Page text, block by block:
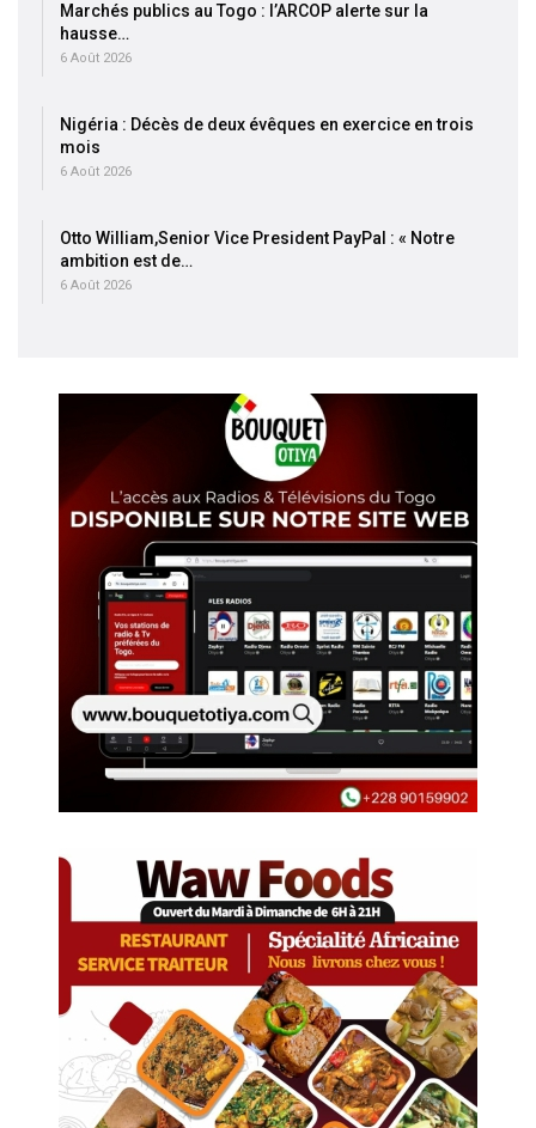
Marchés publics au Togo : l’ARCOP alerte sur la
hausse…
6 Août 2026
Nigéria : Décès de deux évêques en exercice en trois
mois
6 Août 2026
Otto William,Senior Vice President PayPal : « Notre
ambition est de…
6 Août 2026